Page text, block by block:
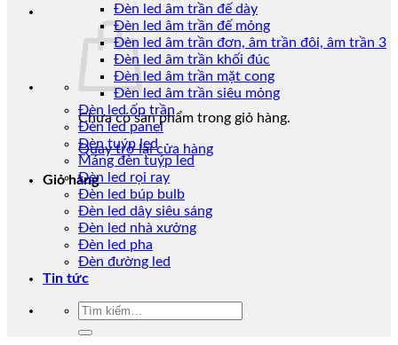
Chưa có sản phẩm trong giỏ hàng.
Quay trở lại cửa hàng
Giỏ hàng
Đèn led âm trần đế dày
Đèn led âm trần đế mỏng
Đèn led âm trần đơn, âm trần đôi, âm trần 3
Đèn led âm trần khối đúc
Đèn led âm trần mặt cong
Đèn led âm trần siêu mỏng
Đèn led ốp trần
Đèn led panel
Đèn tuýp led
Máng đèn tuýp led
Đèn led rọi ray
Đèn led búp bulb
Đèn led dây siêu sáng
Đèn led nhà xưởng
Đèn led pha
Đèn đường led
Tin tức
Tìm